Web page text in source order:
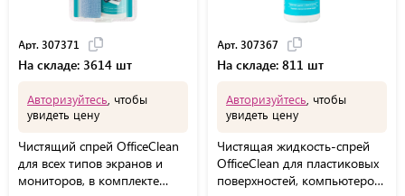
Арт. 307371
На складе: 3614 шт
Авторизуйтесь , чтобы
увидеть цену
Чистящий спрей OfficeClean
для всех типов экранов и
мониторов, в комплекте
Арт. 307367
На складе: 811 шт
Авторизуйтесь , чтобы
увидеть цену
Чистящая жидкость-спрей
OfficeClean для пластиковых
поверхностей, компьютеров,